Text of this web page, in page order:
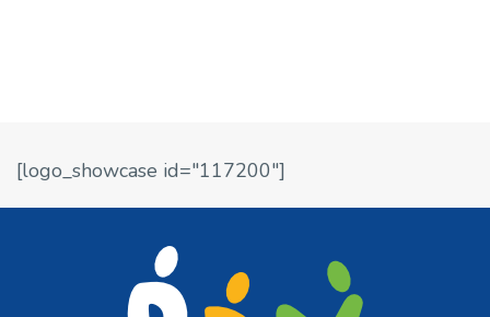
[logo_showcase id="117200"]